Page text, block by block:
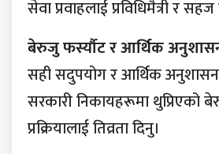
सेवा प्रवाहलाई प्रविधिमैत्री र
बेरुजु फर्स्यौट र आर्थिक
सही सदुपयोग र आर्थिक
सरकारी निकायहरूमा थुप्रिएको
प्रक्रियालाई तिव्रता दिनु।